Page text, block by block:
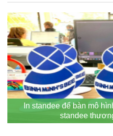
In standee để bàn mô
standee